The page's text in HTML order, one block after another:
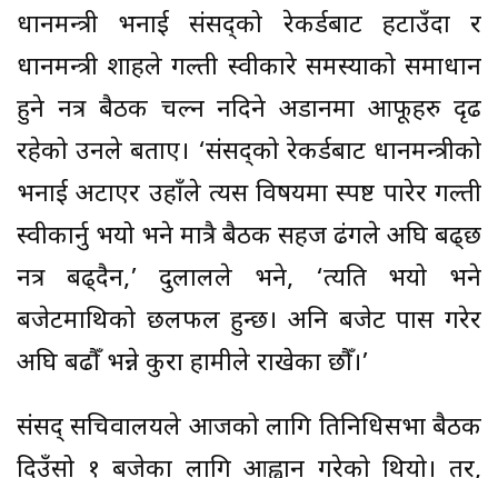
प्रधानमन्त्री भनाई संसद्को रेकर्डबाट हटाउँदा र
प्रधानमन्त्री शाहले गल्ती स्वीकारे समस्याको समाधान
हुने नत्र बैठक चल्न नदिने अडानमा आफूहरु दृढ
रहेको उनले बताए। ‘संसद्को रेकर्डबाट प्रधानमन्त्रीको
भनाई अटाएर उहाँले त्यस विषयमा स्पष्ट पारेर गल्ती
स्वीकार्नु भयो भने मात्रै बैठक सहज ढंगले अघि बढ्छ
नत्र बढ्दैन,’ दुलालले भने, ‘त्यति भयो भने
बजेटमाथिको छलफल हुन्छ। अनि बजेट पास गरेर
अघि बढौँ भन्ने कुरा हामीले राखेका छौँ।’
संसद् सचिवालयले आजको लागि प्रतिनिधिसभा बैठक
दिउँसो १ बजेका लागि आह्वान गरेको थियो। तर,